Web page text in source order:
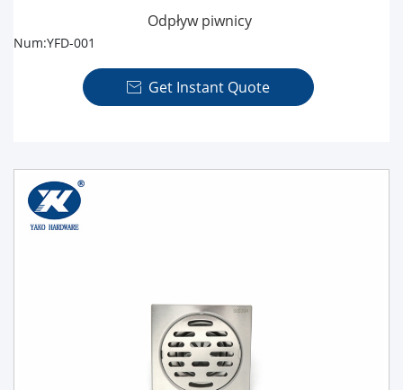
Odpływ piwnicy
Num:YFD-001
 Get Instant Quote